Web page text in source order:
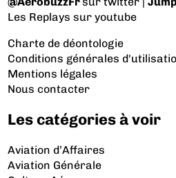
Les Replays sur youtube
Charte de déontologie
Conditions générales
Mentions légales
Nous contacter
Les catégories à voir
Aviation d’Affaires
Aviation Générale